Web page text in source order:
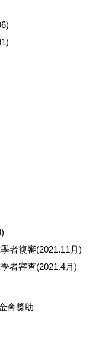
者複審(2021.11月)
者審查(2021.4月)
會獎助